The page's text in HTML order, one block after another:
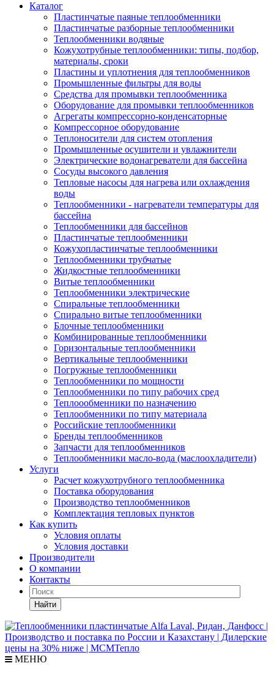
Каталог
Пластинчатые паяные теплообменники
Пластинчатые разборные теплообменники
Теплообменники водяные
Кожухотрубные теплообменники: типы, подбор,
материалы, сроки
Пластины и уплотнения для теплообменников
Промышленные фильтры для воды
Средства для промывки теплообменника
Оборудование для промывки теплообменников
Агрегаты компрессорно-конденсаторные
Компрессорное оборудование
Теплоносители для систем отопления
Промышленные осушители и увлажнители
Электрические водонагреватели для бассейна
Сосуды высокого давления
Тепловые насосы для нагрева или охлаждения
воды
Теплообменники - нагреватели температуры для
бассейна
Теплообменники для бассейнов
Пластинчатые теплообменники
Кожухопластинчатые теплообменники
Теплообменники трубчатые
Жидкостные теплообменники
Витые теплообменники
Теплообменники электрические
Спиральные теплообменники
Спирально витые теплообменники
Блочные теплообменники
Комбинированные теплообменники
Горизонтальные теплообменники
Вертикальные теплообменники
Погружные теплообменники
Теплообменники по мощности
Теплообменники по типу рабочих сред
Теплоообменники по назначению
Теплообменники по типу материала
Российские теплообменники
Бренды теплообменников
Запчасти для теплообменников
Теплообменники масло-вода (маслоохладители)
Услуги
Расчет кожухотрубного теплообменника
Поставка оборудования
Производство теплообменников
Комплектация тепловых пунктов
Как купить
Условия оплаты
Условия доставки
Производители
О компании
Контакты
Найти
МЕНЮ